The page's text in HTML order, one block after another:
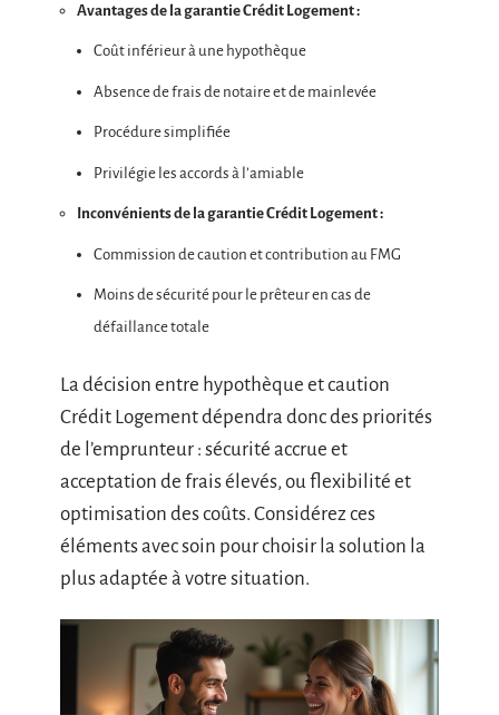
Avantages de la garantie Crédit Logement :
Coût inférieur à une hypothèque
Absence de frais de notaire et de mainlevée
Procédure simplifiée
Privilégie les accords à l’amiable
Inconvénients de la garantie Crédit Logement :
Commission de caution et contribution au FMG
Moins de sécurité pour le prêteur en cas de
défaillance totale
La décision entre hypothèque et caution
Crédit Logement dépendra donc des priorités
de l’emprunteur : sécurité accrue et
acceptation de frais élevés, ou flexibilité et
optimisation des coûts. Considérez ces
éléments avec soin pour choisir la solution la
plus adaptée à votre situation.